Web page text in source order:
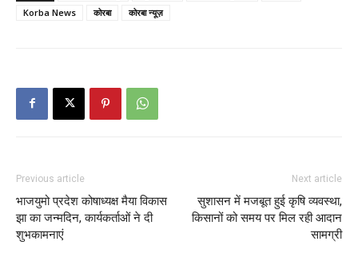
Korba News
कोरबा कोरबा न्यूज़
Previous article
भाजयुमो प्रदेश कोषाध्यक्ष मैया विकास
झा का जन्मदिन, कार्यकर्ताओं ने दी
शुभकामनाएं
Next article
सुशासन में मजबूत हुई कृषि व्यवस्था,
किसानों को समय पर मिल रही आदान
सामग्री